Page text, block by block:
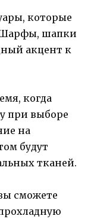
которые
Шарфы, шапки
акцент к
когда
при выборе
на
будут
тканей.
сможете